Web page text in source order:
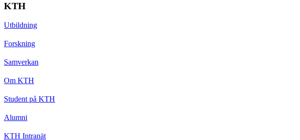
KTH
Utbildning
Forskning
Samverkan
Om KTH
Student på KTH
Alumni
KTH Intranät